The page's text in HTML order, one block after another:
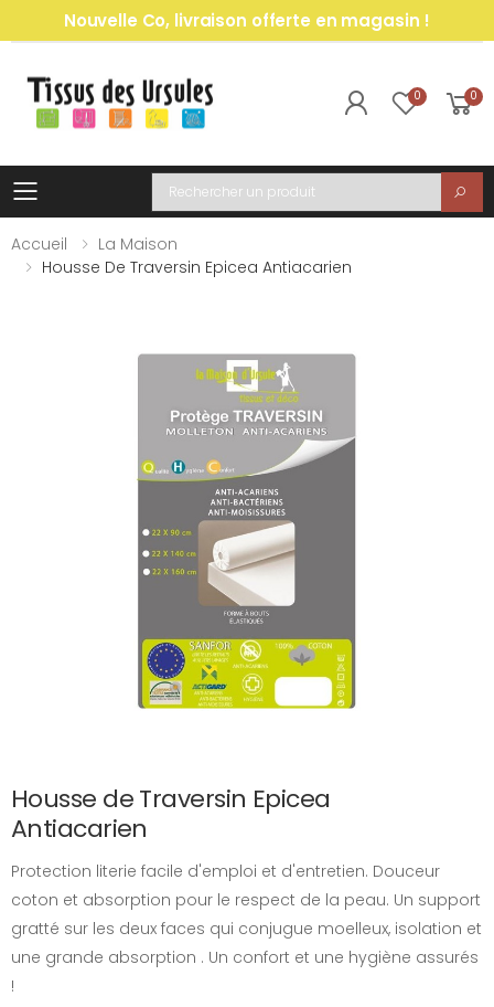
Nouvelle Co, livraison offerte en magasin !
0 0
Toggle mobile menu
Recherche
Accueil
La Maison
Housse De Traversin Epicea Antiacarien
Housse de Traversin Epicea
Antiacarien
Protection literie facile d'emploi et d'entretien. Douceur
coton et absorption pour le respect de la peau. Un support
gratté sur les deux faces qui conjugue moelleux, isolation et
une grande absorption . Un confort et une hygiène assurés
!